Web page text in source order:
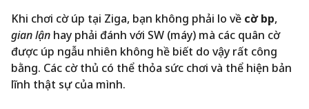
Khi chơi cờ úp tại Ziga, bạn không phải lo về cờ bịp,
gian lận hay phải đánh với SW (máy) mà các quân cờ
được úp ngẫu nhiên không hề biết do vậy rất công
bằng. Các cờ thủ có thể thỏa sức chơi và thể hiện bản
lĩnh thật sự của mình.